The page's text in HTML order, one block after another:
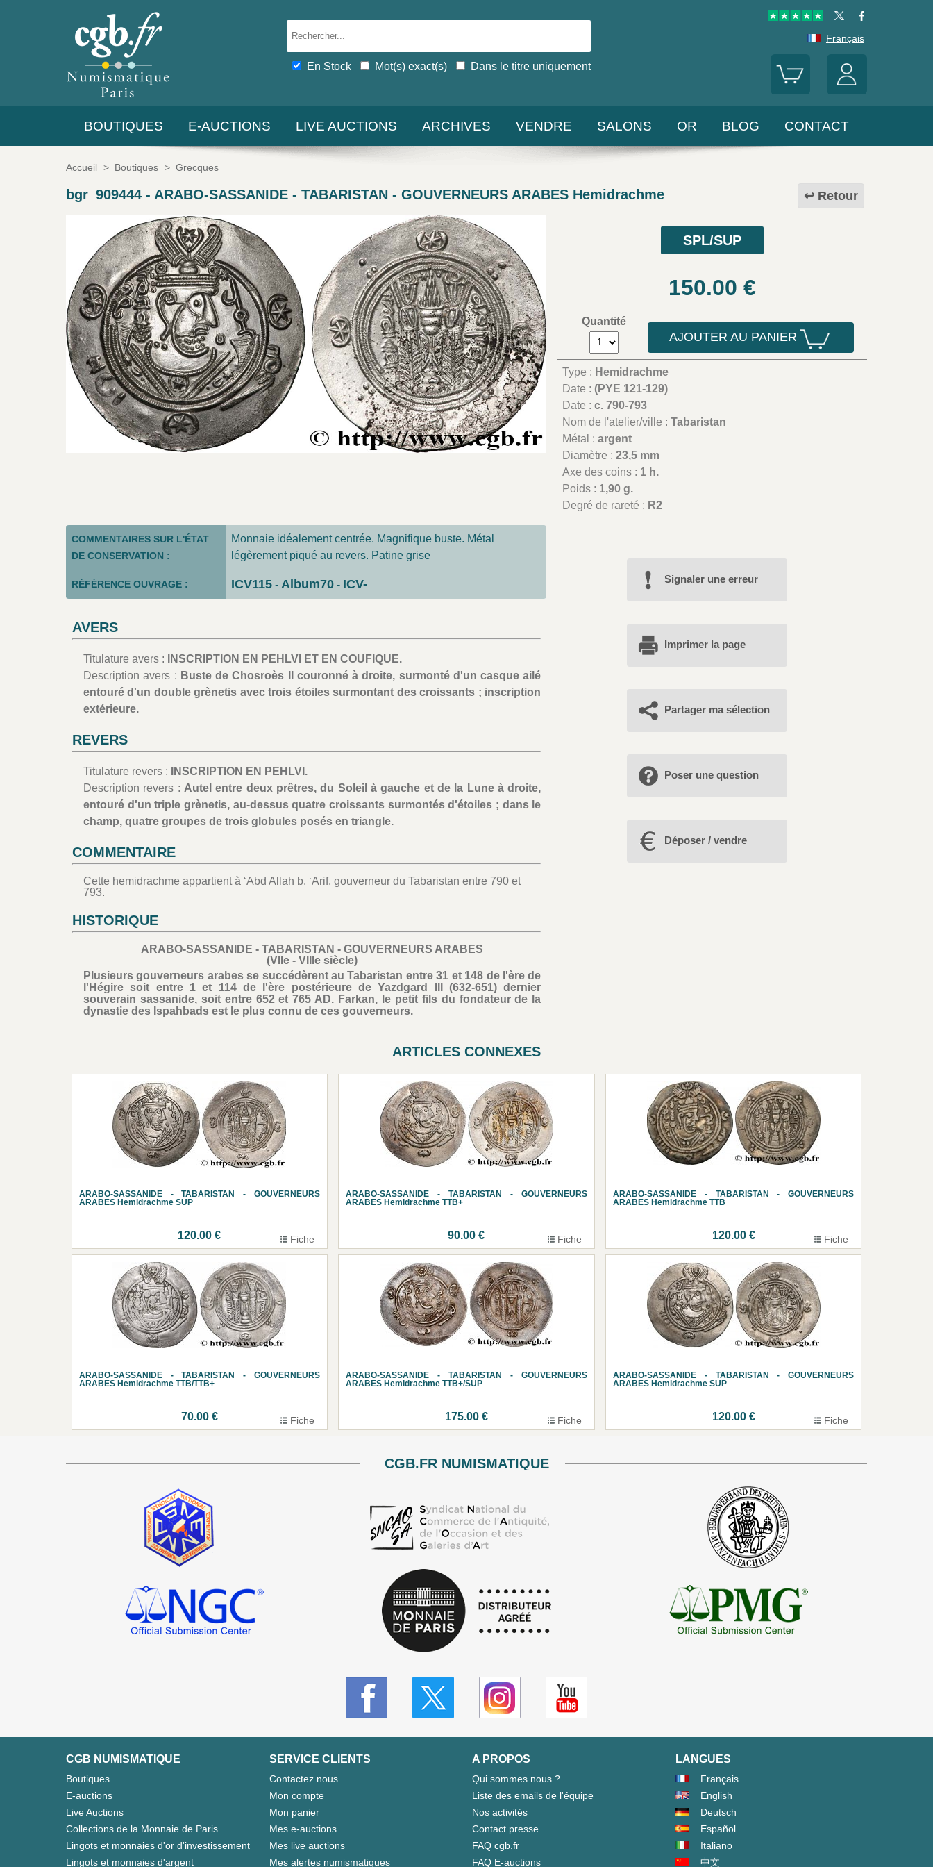
En Stock Mot(s) exact(s) Dans le titre uniquement
Français
BOUTIQUES E-AUCTIONS LIVE AUCTIONS ARCHIVES VENDRE SALONS OR BLOG CONTACT
Accueil > Boutiques > Grecques
Retour
bgr_909444 - ARABO-SASSANIDE - TABARISTAN - GOUVERNEURS ARABES Hemidrachme
SPL/SUP
150.00 €
Quantité
AJOUTER AU PANIER
Type : Hemidrachme
Date : (PYE 121-129)
Date :c. 790-793
Nom de l'atelier/ville :Tabaristan
Métal :argent
Diamètre :23,5 mm
Axe des coins : 1 h.
Poids : 1,90 g.
Degré de rareté : R2
COMMENTAIRES SUR L'ÉTAT
DE CONSERVATION :
Monnaie idéalement centrée. Magnifique buste. Métal
légèrement piqué au revers. Patine grise
RÉFÉRENCE OUVRAGE : ICV115 - Album70 - ICV-
AVERS
Titulature avers :
INSCRIPTION EN PEHLVI ET EN COUFIQUE.
Description avers : Buste de Chosroès II couronné à droite, surmonté d'un casque ailé
entouré d'un double grènetis avec trois étoiles surmontant des croissants ; inscription
extérieure.
REVERS
Titulature revers :
INSCRIPTION EN PEHLVI.
Description revers : Autel entre deux prêtres, du Soleil à gauche et de la Lune à droite,
entouré d'un triple grènetis, au-dessus quatre croissants surmontés d'étoiles ; dans le
champ, quatre groupes de trois globules posés en triangle.
COMMENTAIRE
Cette hemidrachme appartient à ‘Abd Allah b. ‘Arif, gouverneur du Tabaristan entre 790 et
793.
HISTORIQUE
ARABO-SASSANIDE - TABARISTAN - GOUVERNEURS ARABES
(VIIe - VIIIe siècle)
Plusieurs gouverneurs arabes se succédèrent au Tabaristan entre 31 et 148 de l'ère de
l'Hégire soit entre 1 et 114 de l'ère postérieure de Yazdgard III (632-651) dernier
souverain sassanide, soit entre 652 et 765 AD. Farkan, le petit fils du fondateur de la
dynastie des Ispahbads est le plus connu de ces gouverneurs.
Signaler une erreur
Imprimer la page
Partager ma sélection
Poser une question
Déposer / vendre
ARTICLES CONNEXES
ARABO-SASSANIDE - TABARISTAN - GOUVERNEURS
ARABES Hemidrachme SUP
120.00 € Fiche
ARABO-SASSANIDE - TABARISTAN - GOUVERNEURS
ARABES Hemidrachme TTB+
90.00 € Fiche
ARABO-SASSANIDE - TABARISTAN - GOUVERNEURS
ARABES Hemidrachme TTB
120.00 € Fiche
ARABO-SASSANIDE - TABARISTAN - GOUVERNEURS
ARABES Hemidrachme TTB/TTB+
70.00 € Fiche
ARABO-SASSANIDE - TABARISTAN - GOUVERNEURS
ARABES Hemidrachme TTB+/SUP
175.00 € Fiche
ARABO-SASSANIDE - TABARISTAN - GOUVERNEURS
ARABES Hemidrachme SUP
120.00 € Fiche
CGB.FR NUMISMATIQUE
CGB NUMISMATIQUE
Boutiques
E-auctions
Live Auctions
Collections de la Monnaie de Paris
Lingots et monnaies d'or d'investissement
Lingots et monnaies d'argent
SERVICE CLIENTS
Contactez nous
Mon compte
Mon panier
Mes e-auctions
Mes live auctions
Mes alertes numismatiques
A PROPOS
Qui sommes nous ?
Liste des emails de l'équipe
Nos activités
Contact presse
FAQ cgb.fr
FAQ E-auctions
LANGUES
Français
English
Deutsch
Español
Italiano
中文